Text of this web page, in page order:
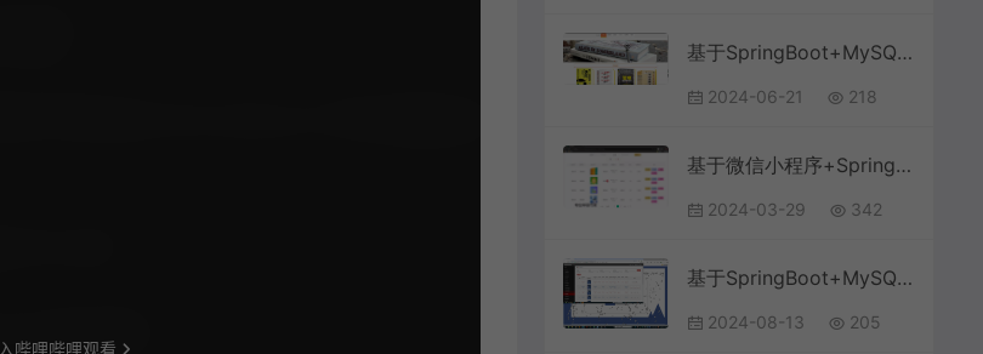
基于SpringBoot+MySQL+Vue.js的网上书城系统(附论文)
2024-06-21 218
基于微信小程序+SpringBoot+MySQL的在线选课小程序(附论文)
2024-03-29 342
基于SpringBoot+MySQL+Vue.js的智能社区管理系统(附论文)
2024-08-13 205